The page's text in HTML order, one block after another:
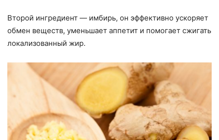
Второй ингредиент — имбирь, он эффективно ускоряет
обмен веществ, уменьшает аппетит и помогает сжигать
локализованный жир.